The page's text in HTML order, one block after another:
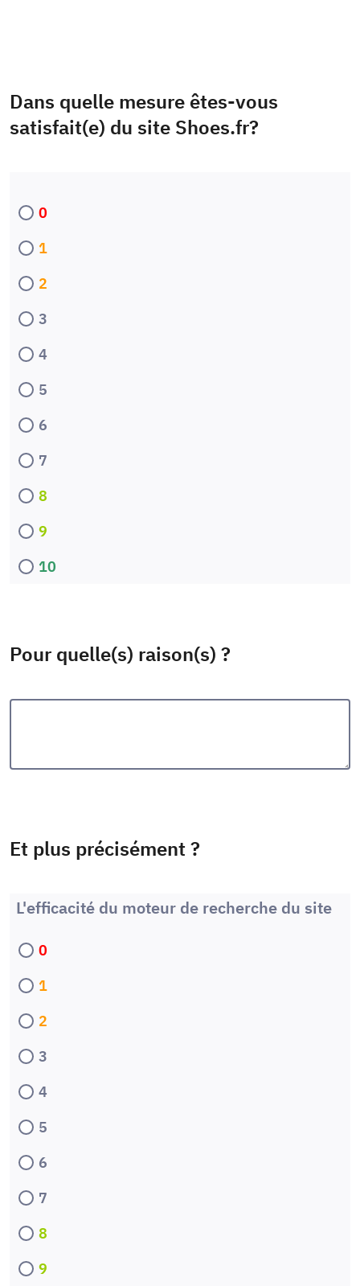
Dans quelle mesure êtes-vous
satisfait(e) du site Shoes.fr?
0
1
2
3
4
5
6
7
8
9
10
Pour quelle(s) raison(s) ?
Et plus précisément ?
L'efficacité du moteur de recherche du site
0
1
2
3
4
5
6
7
8
9